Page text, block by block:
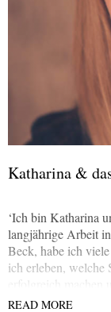
Katharina &
‘Ich bin Katharina
langjährige Arbeit
Beck, habe ich
ich erleben, welche
erfolgreich
diese umzusetzen.
READ MORE